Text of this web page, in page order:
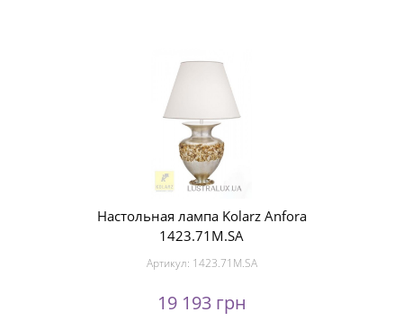
Настольная лампа Kolarz Anfora
1423.71M.SA
Артикул: 1423.71M.SA
19 193 грн